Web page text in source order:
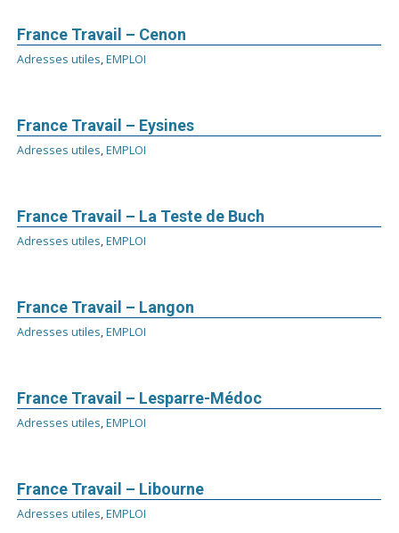
France Travail – Cenon
Adresses utiles,EMPLOI
France Travail – Eysines
Adresses utiles,EMPLOI
France Travail – La Teste de Buch
Adresses utiles,EMPLOI
France Travail – Langon
Adresses utiles,EMPLOI
France Travail – Lesparre-Médoc
Adresses utiles,EMPLOI
France Travail – Libourne
Adresses utiles,EMPLOI